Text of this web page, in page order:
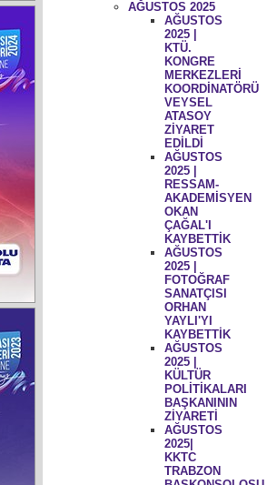
AĞUSTOS 2025
AĞUSTOS
2025 |
KTÜ.
KONGRE
MERKEZLERİ
KOORDİNATÖRÜ
VEYSEL
ATASOY
ZİYARET
EDİLDİ
AĞUSTOS
2025 |
RESSAM-
AKADEMİSYEN
OKAN
ÇAĞAL'I
KAYBETTİK
AĞUSTOS
2025 |
FOTOĞRAF
SANATÇISI
ORHAN
YAYLI'YI
KAYBETTİK
AĞUSTOS
2025 |
KÜLTÜR
POLİTİKALARI
BAŞKANININ
ZİYARETİ
AĞUSTOS
2025|
KKTC
TRABZON